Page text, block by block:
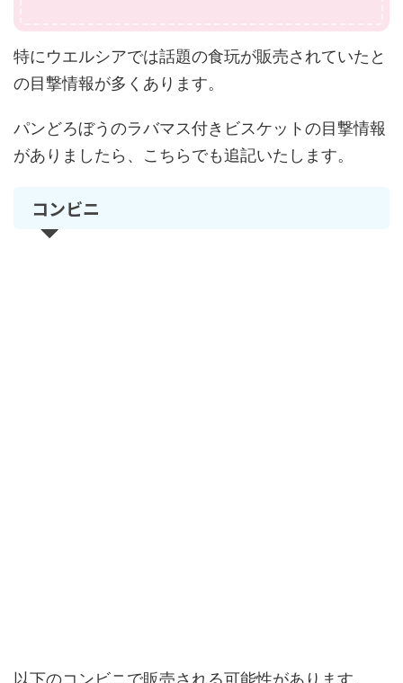
特にウエルシアでは話題の食玩が販売されていたと
の目撃情報が多くあります。
パンどろぼうのラバマス付きビスケットの目撃情報
がありましたら、こちらでも追記いたします。
コンビニ
以下のコンビニで販売される可能性があります。